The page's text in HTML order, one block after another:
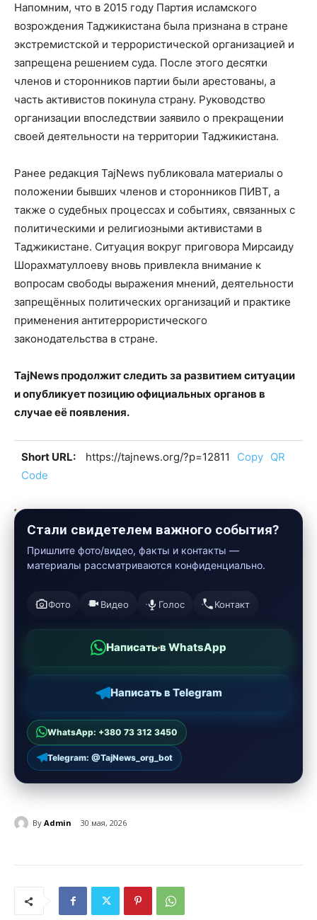
Напомним, что в 2015 году Партия исламского
возрождения Таджикистана была признана в стране
экстремистской и террористической организацией и
запрещена решением суда. После этого десятки
членов и сторонников партии были арестованы, а
часть активистов покинула страну. Руководство
организации впоследствии заявило о прекращении
своей деятельности на территории Таджикистана.
Ранее редакция TajNews публиковала материалы о
положении бывших членов и сторонников ПИВТ, а
также о судебных процессах и событиях, связанных с
политическими и религиозными активистами в
Таджикистане. Ситуация вокруг приговора Мирсаиду
Шорахматуллоеву вновь привлекла внимание к
вопросам свободы выражения мнений, деятельности
запрещённых политических организаций и практике
применения антитеррористического
законодательства в стране.
TajNews продолжит следить за развитием ситуации
и опубликует позицию официальных органов в
случае её появления.
Short URL: https://tajnews.org/?p=12811 Copy QR
Code
Стали свидетелем важного события?
Пришлите фото/видео, факты и контакты —
материалы рассматриваются конфиденциально.
Фото Видео Голос Контакт
Написать в WhatsApp
Написать в Telegram
WhatsApp: +380 73 312 3450
Telegram: @TajNews_org_bot
By Admin 30 мая, 2026